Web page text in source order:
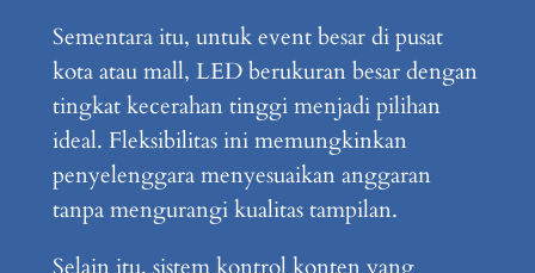
Sementara itu, untuk event besar di pusat
kota atau mall, LED berukuran besar dengan
tingkat kecerahan tinggi menjadi pilihan
ideal. Fleksibilitas ini memungkinkan
penyelenggara menyesuaikan anggaran
tanpa mengurangi kualitas tampilan.